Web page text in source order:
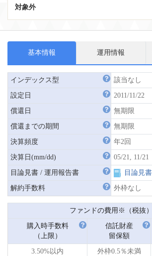
対象外
基本情報 運用情報
インデックス型 該当なし
設定日 2011/11/22
償還日 無期限
償還までの期間 無期限
決算頻度 年2回
決算日(mm/dd) 05/21, 11/21
目論見書 / 運用報告書 目論見書
解約手数料 外枠なし
ファンドの費用※（税抜）
購入時手数料
（上限）
信託財産
留保額
3.50%以内 外枠0.5％未満